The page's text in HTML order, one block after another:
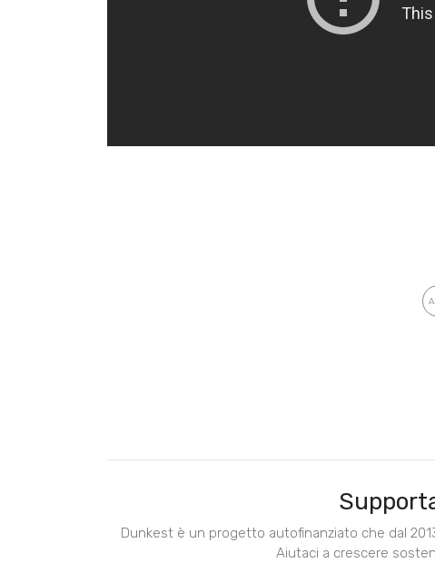
Dunkest è un progetto autofinanziato che dal
Aiutaci a crescere